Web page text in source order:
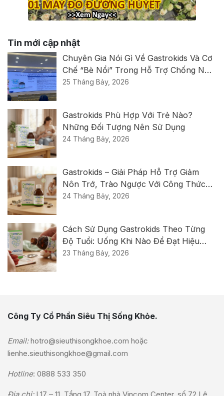
Tin mới cập nhật
Chuyên Gia Nói Gì Về Gastrokids Và Cơ
Chế “bè Nổi” Trong Hỗ Trợ Chống Nôn
Trớ, Trào Ngược?
25 Tháng Bảy, 2026
Gastrokids Phù Hợp Với Trẻ Nào?
Những Đối Tượng Nên Sử Dụng
24 Tháng Bảy, 2026
Gastrokids – Giải Pháp Hỗ Trợ Giảm
Nôn Trớ, Trào Ngược Với Công Thức
Thế Hệ Mới Từ Ý
24 Tháng Bảy, 2026
Cách Sử Dụng Gastrokids Theo Từng
Độ Tuổi: Uống Khi Nào Để Đạt Hiệu
Quả Tốt Nhất?
23 Tháng Bảy, 2026
Công Ty Cổ Phần Siêu Thị Sống Khỏe.
Email: hotro@sieuthisongkhoe.com hoặc
lienhe.sieuthisongkhoe@gmail.com
Hotline: 0888 533 350
Địa chỉ: L17 – 11, Tầng 17, Toà nhà Vincom Center, số 72 Lê